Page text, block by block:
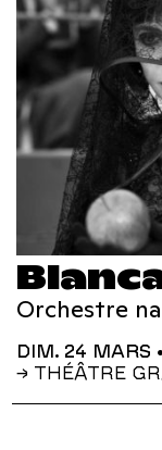
Orchestre
DIM. 24 MARS
→ THÉÂTRE